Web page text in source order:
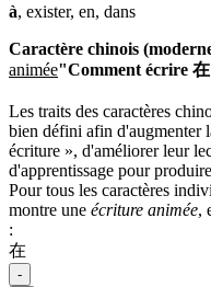
à, exister, en, dans
Caractère chinois
animée"Comment écrire
Les traits des caractères
bien défini afin d'augmenter
écriture », d'améliorer leur
d'apprentissage pour
Pour tous les caractères
montre une écriture animée,
:
在
-